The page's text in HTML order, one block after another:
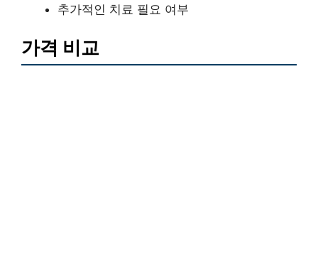
추가적인 치료 필요 여부
가격 비교